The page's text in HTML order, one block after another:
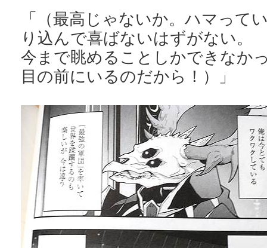
「（最高じゃないか。ハマって
り込んで喜ばないはずがない。
今まで眺めることしかできなか
目の前にいるのだから！）」